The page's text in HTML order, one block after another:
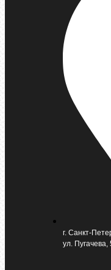
г. Санкт-
ул. Пугачева,